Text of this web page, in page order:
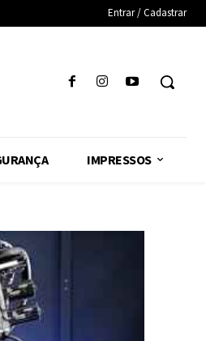
Entrar / Cadastrar
IMPRESSOS